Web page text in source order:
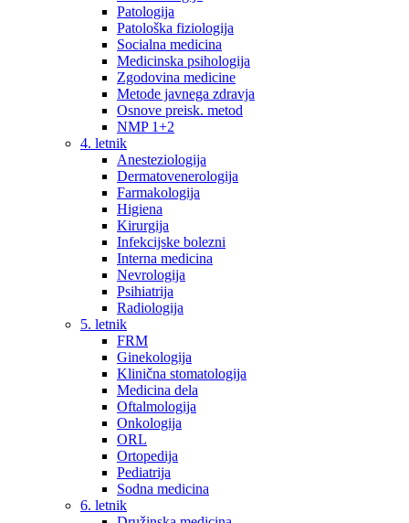
Patologija
Patološka fiziologija
Socialna medicina
Medicinska psihologija
Zgodovina medicine
Metode javnega zdravja
Osnove preisk. metod
NMP 1+2
4. letnik
Anesteziologija
Dermatovenerologija
Farmakologija
Higiena
Kirurgija
Infekcijske bolezni
Interna medicina
Nevrologija
Psihiatrija
Radiologija
5. letnik
FRM
Ginekologija
Klinična stomatologija
Medicina dela
Oftalmologija
Onkologija
ORL
Ortopedija
Pediatrija
Sodna medicina
6. letnik